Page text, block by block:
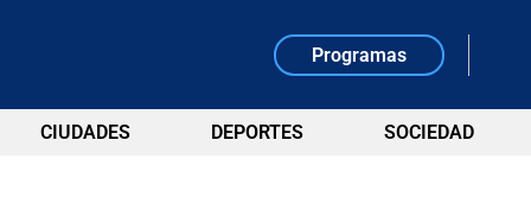
Programas
CIUDADES DEPORTES SOCIEDAD